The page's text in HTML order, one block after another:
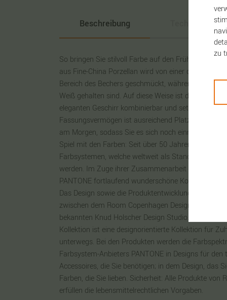
Beschreibung Technische
So bringen Sie stilvoll Farbe auf den
aus Fine-China Porzellan wird von einer der vielen
Bereich des Bechers geschmückt, während Griff
Weiß gehalten sind. Auf diese Weise ist der
eleganten Geschirr kombinierbar und setzt feine
Fassungsvermögen ist ausreichend Platz für den
am Morgen, sodass Sie es sich noch einmal richtig
Spiel mit den Farben: Seit über 50 Jahren ist
Farbsystemen, welche weltweit als Standard für
werden. Im Zuge ihrer Zusammenarbeit erschaffen
PANTONE fortlaufend wunderschöne Kollektionen
Das Design sowie die Produktentwicklung
zwischen dem Room Copenhagen Design Team,
bekannten Knud Holscher Design Studio. PANTONE
Kollektion ist eine designorientierte Kollektion für
unterwegs. Bei den Produkten werden die
Farbsystem-Anbieters PANTONE in Designs für
Accessoires, die Sie benötigen; in dem Design, das
Farben, die Sie lieben. Sicherheit: Alle Produkte von
erfüllen die lebensmittelrechtlichen Vorgaben.
zu